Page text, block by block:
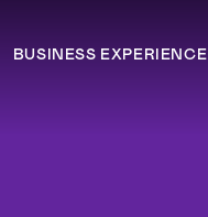
BUSINESS EXPERIENCE